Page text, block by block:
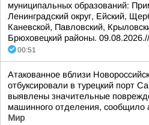
муниципальных образований:
Ленинградский округ, Ейский,
Каневской, Павловский,
Брюховецкий районы. 09.08.2026.//
00:51
Атакованное вблизи
отбуксировали в турецкий порт
выявлены значительные
машинного отделения, сообщило
Мир